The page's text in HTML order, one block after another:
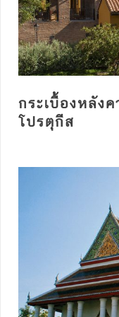
กระเบื้องหลัง
โปรตุกีส